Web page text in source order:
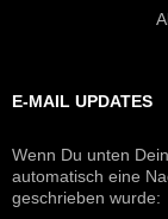
E-MAIL UPDATES
Wenn Du unten
automatisch eine
geschrieben wurde: